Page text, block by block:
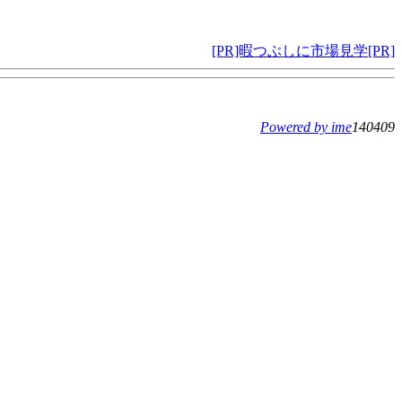
[PR]暇つぶしに市場見学[PR]
Powered by ime140409